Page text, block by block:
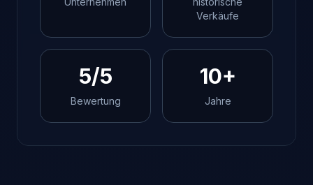
Verkäufe
5/5
Bewertung
10+
Jahre